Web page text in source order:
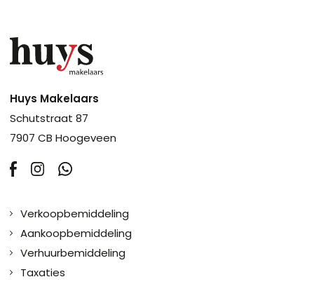
Huys Makelaars
Schutstraat 87
7907 CB Hoogeveen
Verkoopbemiddeling
Aankoopbemiddeling
Verhuurbemiddeling
Taxaties